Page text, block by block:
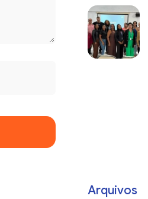
Arquivos